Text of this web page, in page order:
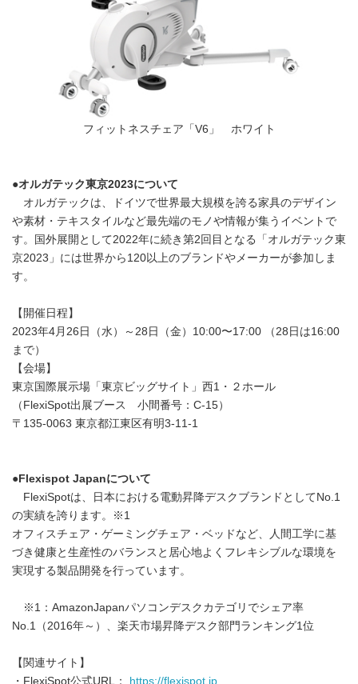
フィットネスチェア「V6」 ホワイト
●オルガテック東京2023について
オルガテックは、ドイツで世界最大規模を誇る家具のデザイン
や素材・テキスタイルなど最先端のモノや情報が集うイベントで
す。国外展開として2022年に続き第2回目となる「オルガテック東
京2023」には世界から120以上のブランドやメーカーが参加しま
す。
【開催日程】
2023年4月26日（水）～28日（金）10:00〜17:00 （28日は16:00
まで）
【会場】
東京国際展示場「東京ビッグサイト」西1・２ホール
（FlexiSpot出展ブース 小間番号：C-15）
〒135-0063 東京都江東区有明3-11-1
● Flexispot Japanについて
FlexiSpotは、日本における電動昇降デスクブランドとしてNo.1
の実績を誇ります。※1
オフィスチェア・ゲーミングチェア・ベッドなど、人間工学に基
づき健康と生産性のバランスと居心地よくフレキシブルな環境を
実現する製品開発を行っています。
※1：AmazonJapanパソコンデスクカテゴリでシェア率
No.1（2016年～）、楽天市場昇降デスク部門ランキング1位
【関連サイト】
・FlexiSpot公式URL：
https://flexispot.jp